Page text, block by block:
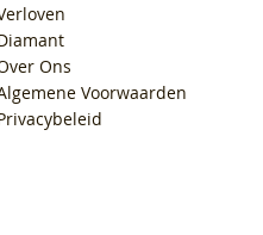
Ons
Voorwaarden